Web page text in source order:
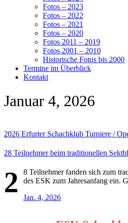
Fotos – 2023
Fotos – 2022
Fotos – 2021
Fotos – 2020
Fotos 2011 – 2019
Fotos 2001 – 2010
Historische Fotos bis 2000
Termine im Überblick
Kontakt
Januar 4, 2026
2026 Erfurter Schachklub Turniere /
28 Teilnehmer beim traditionellen
2
8 Teilnehmer fanden sich zum
des ESK zum Jahresanfang ein.
Jan. 4, 2026